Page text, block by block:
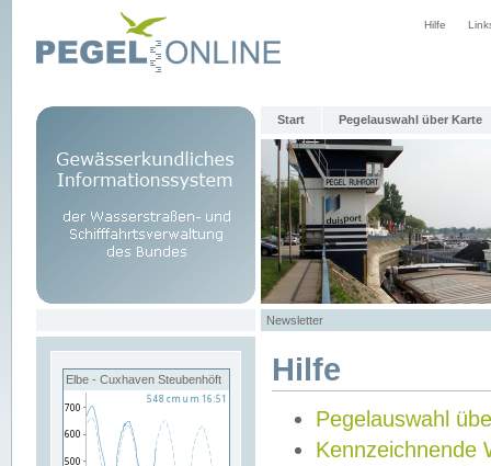
Hilfe
Start Pegelauswahl über Karte
Newsletter
Elbe - Cuxhaven Steubenhöft Hilfe
Pegelauswahl
Kennzeichnende